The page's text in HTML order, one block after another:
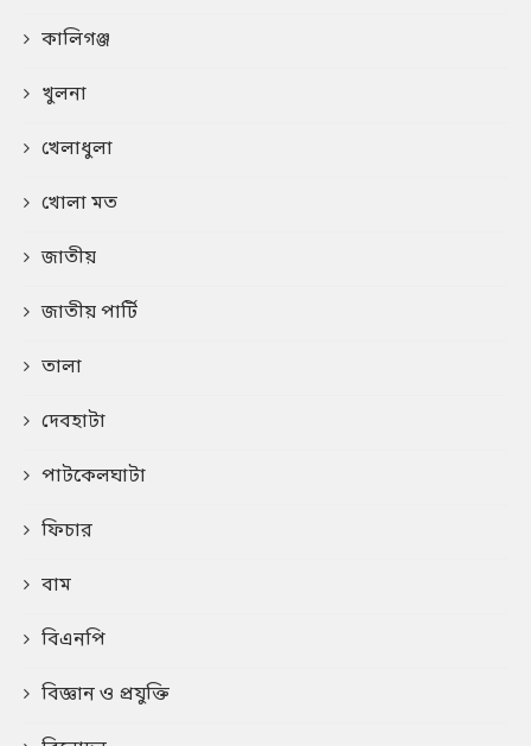
কালিগঞ্জ
খুলনা
খেলাধুলা
খোলা মত
জাতীয়
জাতীয় পার্টি
তালা
দেবহাটা
পাটকেলঘাটা
ফিচার
বাম
বিএনপি
বিজ্ঞান ও প্রযুক্তি